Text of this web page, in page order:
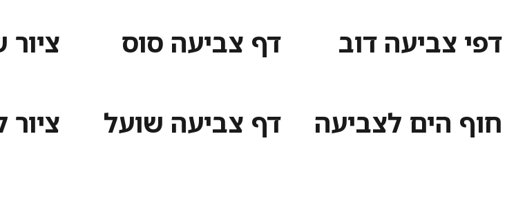
דפי צביעה דוב דף צביעה סוס
חוף הים לצביעה דף צביעה שועל ציור